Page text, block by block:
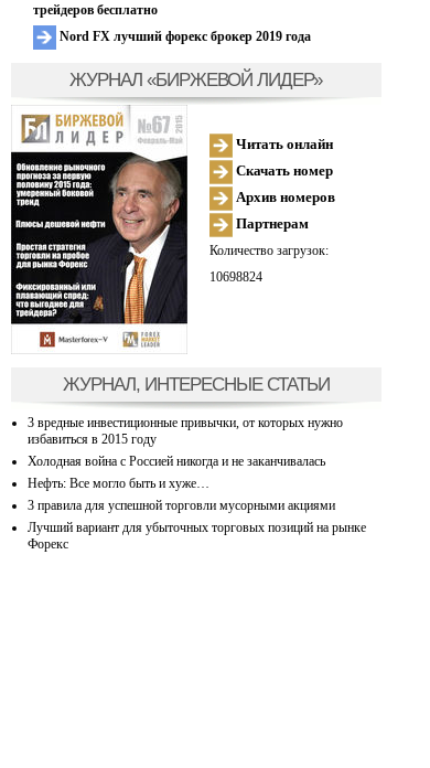
трейдеров бесплатно
Nord FX лучший форекс брокер 2019 года
ЖУРНАЛ «БИРЖЕВОЙ ЛИДЕР»
Читать онлайн
Скачать номер
Архив номеров
Партнерам
Количество загрузок:
10698824
ЖУРНАЛ, ИНТЕРЕСНЫЕ СТАТЬИ
3 вредные инвестиционные привычки, от которых нужно
избавиться в 2015 году
Холодная война с Россией никогда и не заканчивалась
Нефть: Все могло быть и хуже…
3 правила для успешной торговли мусорными акциями
Лучший вариант для убыточных торговых позиций на рынке
Форекс